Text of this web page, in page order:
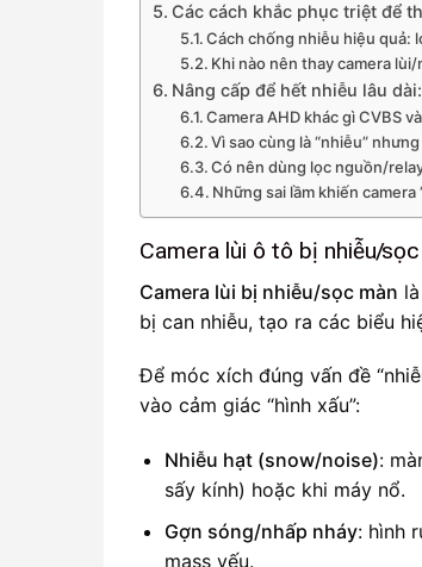
Các cách khắc phục triệt để
Cách chống nhiễu hiệu quả:
Khi nào nên thay camera
Nâng cấp để hết nhiễu lâu
Camera AHD khác gì CVBS
Vì sao cùng là “nhiễu”
Có nên dùng lọc nguồn/
Những sai lầm khiến
Camera lùi ô tô bị nhiễu/
Camera lùi bị nhiễu/sọc màn
bị can nhiễu, tạo ra các biểu
Để móc xích đúng vấn đề
vào cảm giác “hình xấu”:
Nhiễu hạt (snow/noise):
sấy kính) hoặc khi máy nổ.
Gợn sóng/nhấp nháy: hình
mass yếu.